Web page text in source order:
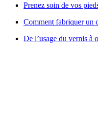
Prenez soin de vos
Comment fabriquer un
De l’usage du vernis à